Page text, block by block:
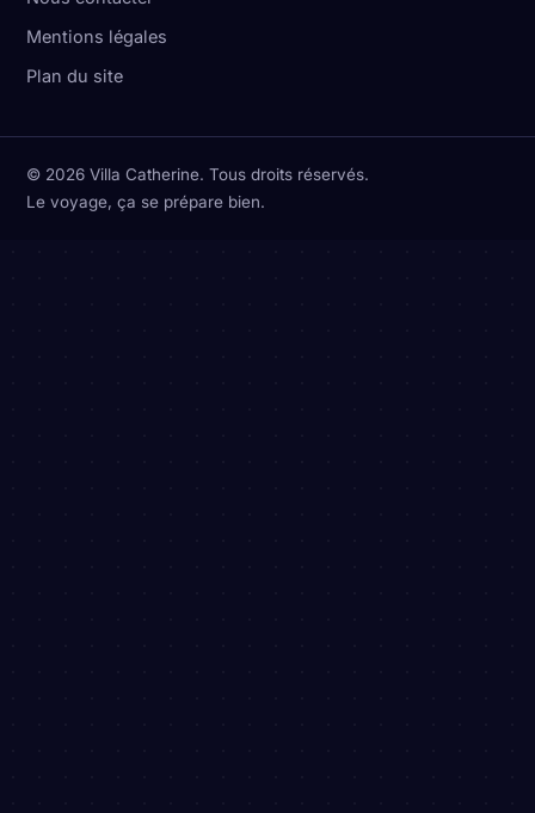
Mentions légales
Plan du site
© 2026 Villa Catherine. Tous droits réservés.
Le voyage, ça se prépare bien.